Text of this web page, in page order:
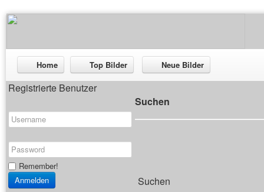
Home Top Bilder Neue Bilder
Registrierte Benutzer
Remember!
Suchen
Suchen